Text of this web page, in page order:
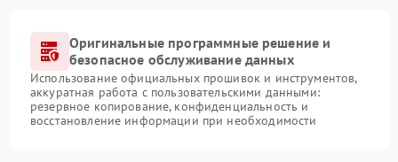
Оригинальные программные решение и
безопасное обслуживание данных
Использование официальных прошивок и инструментов,
аккуратная работа с пользовательскими данными:
резервное копирование, конфиденциальность и
восстановление информации при необходимости